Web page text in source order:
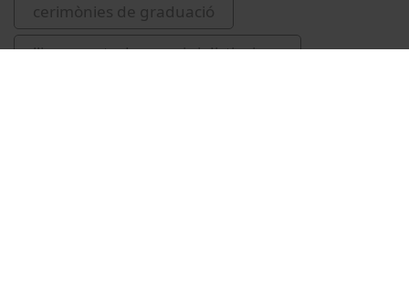
cerimònies de graduació
lliuraments de premis i distincions